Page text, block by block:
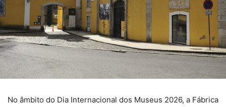
No âmbito do Dia Internacional dos Museus 2026, a Fábrica